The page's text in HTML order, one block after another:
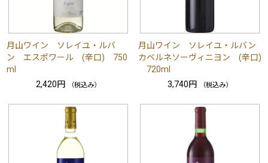
月山ワイン ソレイユ・ルバ
ン エスポワール (辛口) 750
ml
2,420円
（税込み）
月山ワイン ソレイユ・ルバン
カベルネソーヴィニヨン (辛口)
720ml
3,740円
（税込み）